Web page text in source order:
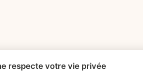
respecte votre vie privée